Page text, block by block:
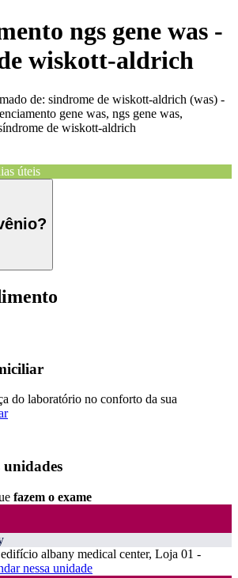
ngs gene was -
wiskott-aldrich
de: sindrome de wiskott-aldrich (was) -
gene was, ngs gene was,
de wiskott-aldrich
úteis
do laboratório no conforto da sua
fazem o exame
albany medical center, Loja 01 -
nessa unidade